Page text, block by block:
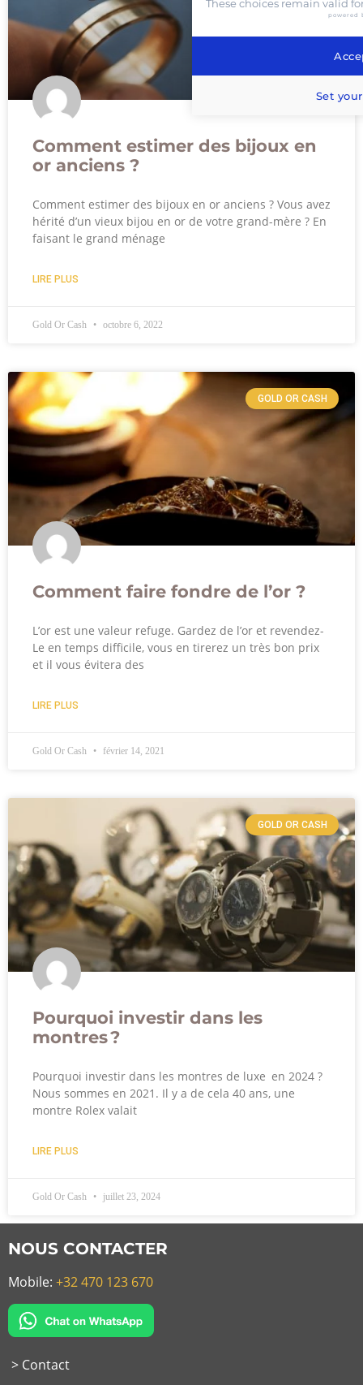
Comment estimer des bijoux en
or anciens ?
Comment estimer des bijoux en or anciens ? Vous avez
hérité d’un vieux bijou en or de votre grand-mère ? En
faisant le grand ménage
LIRE PLUS
Gold Or Cash octobre 6, 2022
GOLD OR CASH
Comment faire fondre de l’or ?
L’or est une valeur refuge. Gardez de l’or et revendez-
Le en temps difficile, vous en tirerez un très bon prix
et il vous évitera des
LIRE PLUS
Gold Or Cash février 14, 2021
GOLD OR CASH
Pourquoi investir dans les
montres ?
Pourquoi investir dans les montres de luxe en 2024 ?
Nous sommes en 2021. Il y a de cela 40 ans, une
montre Rolex valait
LIRE PLUS
Gold Or Cash juillet 23, 2024
NOUS CONTACTER
Mobile: +32 470 123 670
> Contact
These choices remain valid
powered
Set